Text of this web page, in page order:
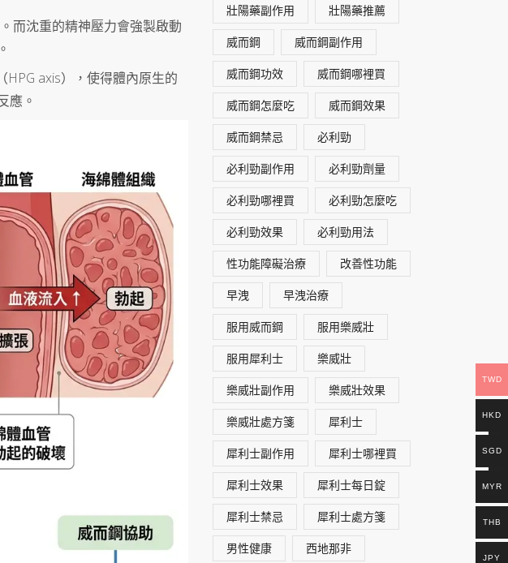
而沈重的精神壓力會強製啟動
axis），使得體內原生的
應。
壯陽藥副作用 壯陽藥推薦
威而鋼 威而鋼副作用
威而鋼功效 威而鋼哪裡買
威而鋼怎麼吃 威而鋼效果
威而鋼禁忌 必利勁
必利勁副作用 必利勁劑量
必利勁哪裡買 必利勁怎麼吃
必利勁效果 必利勁用法
性功能障礙治療 改善性功能
早洩 早洩治療
服用威而鋼 服用樂威壯
服用犀利士 樂威壯
樂威壯副作用 樂威壯效果
樂威壯處方箋 犀利士
犀利士副作用 犀利士哪裡買
犀利士效果 犀利士每日錠
犀利士禁忌 犀利士處方箋
男性健康 西地那非
TWD
HKD
SGD
MYR
THB
JPY